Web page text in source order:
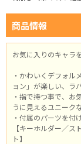
商品情報
お気に入りのキャラ
・かわいくデフォル
ョン」が楽しい、ラ
・指で持つ事で、お
うに見えるユニーク
・付属のパーツを付
【キーホルダー／
ト】